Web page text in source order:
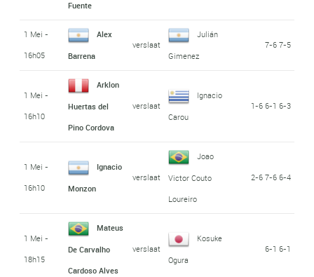
Fuente
1 Mei -
16h05
Alex
Barrena
verslaat
Julián
Gimenez
7-6 7-5
1 Mei -
16h10
Arklon
Huertas del
Pino Cordova
verslaat
Ignacio
Carou
1-6 6-1 6-3
1 Mei -
16h10
Ignacio
Monzon
verslaat
Joao
Victor Couto
Loureiro
2-6 7-6 6-4
1 Mei -
18h15
Mateus
De Carvalho
Cardoso Alves
verslaat
Kosuke
Ogura
6-1 6-1